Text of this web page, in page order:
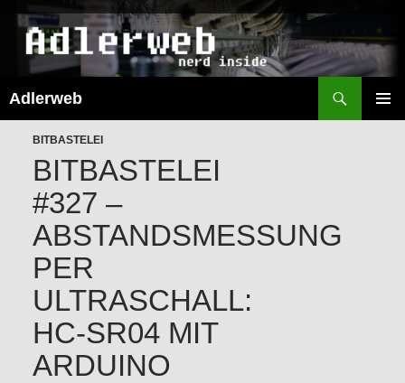
Adlerweb
SPRINGEN
BITBASTELEI
BITBASTELEI
#327 –
ABSTANDSMESSUNG
PER
ULTRASCHALL:
HC-SR04 MIT
ARDUINO